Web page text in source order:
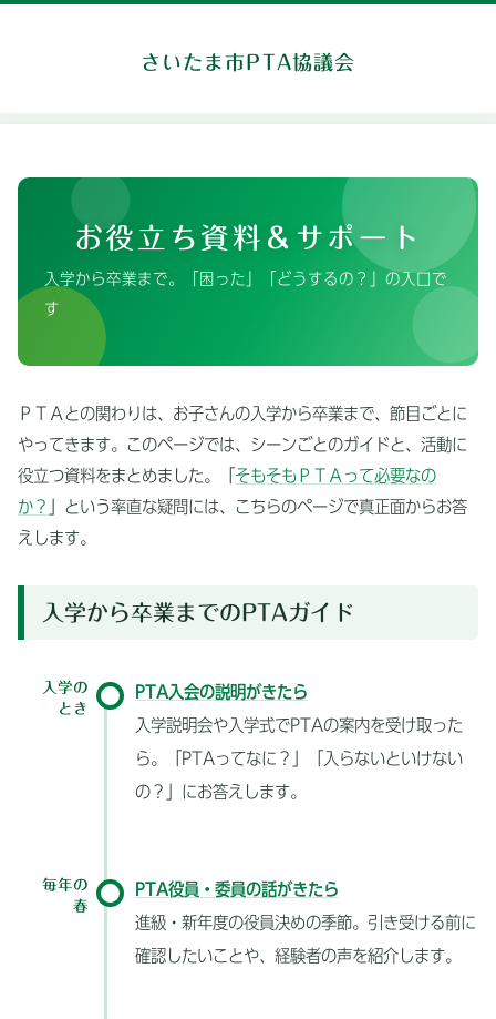
さいたま市PTA協議会
お役立ち資料＆サポート
入学から卒業まで。「困った」「どうするの？」の入口で
す
ＰＴＡとの関わりは、お子さんの入学から卒業まで、節目ごとに
やってきます。このページでは、シーンごとのガイドと、活動に
役立つ資料をまとめました。「 そもそもＰＴＡって必要なの
か？
」という率直な疑問には、こちらのページで真正面からお答
えします。
入学から卒業までのPTAガイド
入学の
とき
PTA入会の説明がきたら
入学説明会や入学式でPTAの案内を受け取った
ら。「PTAってなに？」「入らないといけない
の？」にお答えします。
毎年の
春
PTA役員・委員の話がきたら
進級・新年度の役員決めの季節。引き受ける前に
確認したいことや、経験者の声を紹介します。